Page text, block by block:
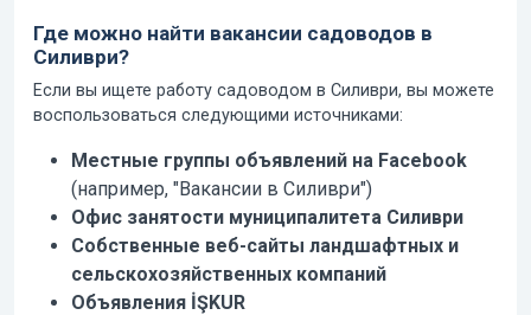
Где можно найти вакансии садоводов в
Силиври?
Если вы ищете работу садоводом в Силиври, вы можете
воспользоваться следующими источниками:
Местные группы объявлений на Facebook
(например, "Вакансии в Силиври")
Офис занятости муниципалитета Силиври
Собственные веб-сайты ландшафтных и
сельскохозяйственных компаний
Объявления İŞKUR